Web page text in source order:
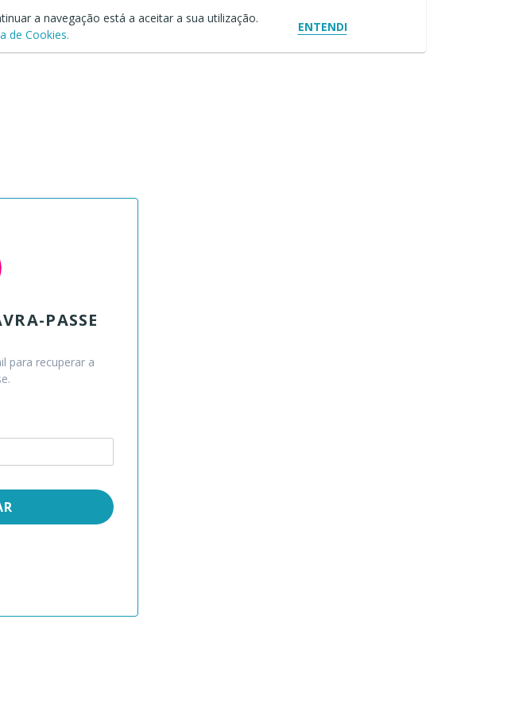
a navegação está a aceitar a sua utilização.
de Cookies.
ENTENDI
PASSE
para recuperar a